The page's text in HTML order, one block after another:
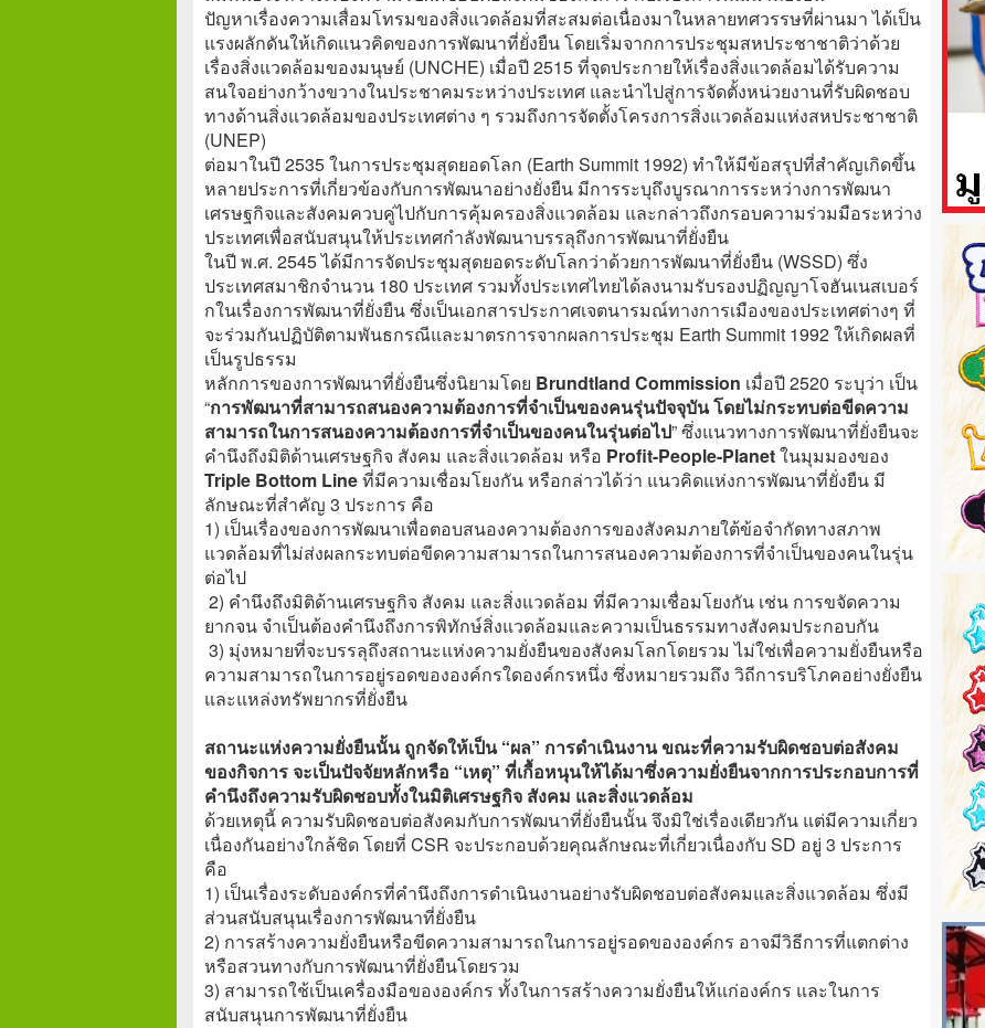
ปัญหาเรื่องความเสื่อมโทรมของสิ่งแวดล้อมที่สะสมต่อเนื่องมาในหลายทศวรรษที่ผ่านมา ได้เป็น
แรงผลักดันให้เกิดแนวคิดของการพัฒนาที่ยั่งยืน โดยเริ่มจากการประชุมสหประชาชาติว่าด้วย
เรื่องสิ่งแวดล้อมของมนุษย์ (UNCHE) เมื่อปี 2515 ที่จุดประกายให้เรื่องสิ่งแวดล้อมได้รับความ
สนใจอย่างกว้างขวางในประชาคมระหว่างประเทศ และนำไปสู่การจัดตั้งหน่วยงานที่รับผิดชอบ
ทางด้านสิ่งแวดล้อมของประเทศต่าง ๆ รวมถึงการจัดตั้งโครงการสิ่งแวดล้อมแห่งสหประชาชาติ
(UNEP)
ต่อมาในปี 2535 ในการประชุมสุดยอดโลก (Earth Summit 1992) ทำให้มีข้อสรุปที่สำคัญเกิดขึ้น
หลายประการที่เกี่ยวข้องกับการพัฒนาอย่างยั่งยืน มีการระบุถึงบูรณาการระหว่างการพัฒนา
เศรษฐกิจและสังคมควบคู่ไปกับการคุ้มครองสิ่งแวดล้อม และกล่าวถึงกรอบความร่วมมือระหว่าง
ประเทศเพื่อสนับสนุนให้ประเทศกำลังพัฒนาบรรลุถึงการพัฒนาที่ยั่งยืน
ในปี พ.ศ. 2545 ได้มีการจัดประชุมสุดยอดระดับโลกว่าด้วยการพัฒนาที่ยั่งยืน (WSSD) ซึ่ง
ประเทศสมาชิกจำนวน 180 ประเทศ รวมทั้งประเทศไทยได้ลงนามรับรองปฏิญญาโจฮันเนสเบอร์
กในเรื่องการพัฒนาที่ยั่งยืน ซึ่งเป็นเอกสารประกาศเจตนารมณ์ทางการเมืองของประเทศต่างๆ ที่
จะร่วมกันปฏิบัติตามพันธกรณีและมาตรการจากผลการประชุม Earth Summit 1992 ให้เกิดผลที่
เป็นรูปธรรม
หลักการของการพัฒนาที่ยั่งยืนซึ่งนิยามโดย Brundtland Commission เมื่อปี 2520 ระบุว่า เป็น
“การพัฒนาที่สามารถสนองความต้องการที่จำเป็นของคนรุ่นปัจจุบัน โดยไม่กระทบต่อขีดความ
สามารถในการสนองความต้องการที่จำเป็นของคนในรุ่นต่อไป” ซึ่งแนวทางการพัฒนาที่ยั่งยืนจะ
คำนึงถึงมิติด้านเศรษฐกิจ สังคม และสิ่งแวดล้อม หรือ Profit-People-Planetในมุมมองของ
Triple Bottom Lineที่มีความเชื่อมโยงกัน หรือกล่าวได้ว่า แนวคิดแห่งการพัฒนาที่ยั่งยืน มี
ลักษณะที่สำคัญ 3 ประการ คือ
1) เป็นเรื่องของการพัฒนาเพื่อตอบสนองความต้องการของสังคมภายใต้ข้อจำกัดทางสภาพ
แวดล้อมที่ไม่ส่งผลกระทบต่อขีดความสามารถในการสนองความต้องการที่จำเป็นของคนในรุ่น
ต่อไป
2) คำนึงถึงมิติด้านเศรษฐกิจ สังคม และสิ่งแวดล้อม ที่มีความเชื่อมโยงกัน เช่น การขจัดความ
ยากจน จำเป็นต้องคำนึงถึงการพิทักษ์สิ่งแวดล้อมและความเป็นธรรมทางสังคมประกอบกัน
3) มุ่งหมายที่จะบรรลุถึงสถานะแห่งความยั่งยืนของสังคมโลกโดยรวม ไม่ใช่เพื่อความยั่งยืนหรือ
ความสามารถในการอยู่รอดขององค์กรใดองค์กรหนึ่ง ซึ่งหมายรวมถึง วิถีการบริโภคอย่างยั่งยืน
และแหล่งทรัพยากรที่ยั่งยืน
สถานะแห่งความยั่งยืนนั้น ถูกจัดให้เป็น “ผล” การดำเนินงาน ขณะที่ความรับผิดชอบต่อสังคม
ของกิจการ จะเป็นปัจจัยหลักหรือ “เหตุ” ที่เกื้อหนุนให้ได้มาซึ่งความยั่งยืนจากการประกอบการที่
คำนึงถึงความรับผิดชอบทั้งในมิติเศรษฐกิจ สังคม และสิ่งแวดล้อม
ด้วยเหตุนี้ ความรับผิดชอบต่อสังคมกับการพัฒนาที่ยั่งยืนนั้น จึงมิใช่เรื่องเดียวกัน แต่มีความเกี่ยว
เนื่องกันอย่างใกล้ชิด โดยที่ CSR จะประกอบด้วยคุณลักษณะที่เกี่ยวเนื่องกับ SD อยู่ 3 ประการ
คือ
1) เป็นเรื่องระดับองค์กรที่คำนึงถึงการดำเนินงานอย่างรับผิดชอบต่อสังคมและสิ่งแวดล้อม ซึ่งมี
ส่วนสนับสนุนเรื่องการพัฒนาที่ยั่งยืน
2) การสร้างความยั่งยืนหรือขีดความสามารถในการอยู่รอดขององค์กร อาจมีวิธีการที่แตกต่าง
หรือสวนทางกับการพัฒนาที่ยั่งยืนโดยรวม
3) สามารถใช้เป็นเครื่องมือขององค์กร ทั้งในการสร้างความยั่งยืนให้แก่องค์กร และในการ
สนับสนุนการพัฒนาที่ยั่งยืน